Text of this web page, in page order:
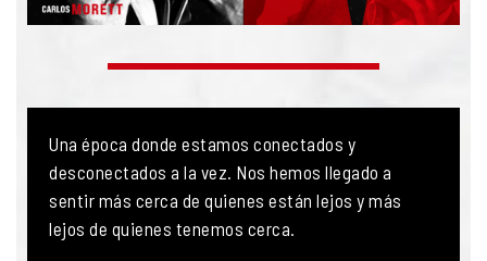
Una época donde estamos conectados y
desconectados a la vez. Nos hemos llegado a
sentir más cerca de quienes están lejos y más
lejos de quienes tenemos cerca.